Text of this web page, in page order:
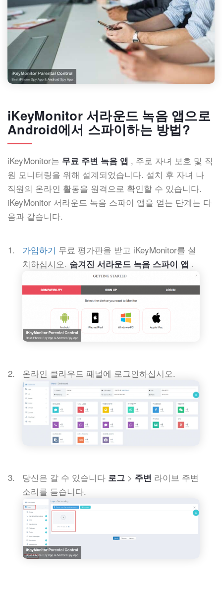
iKeyMonitor 서라운드 녹음 앱으로
Android에서 스파이하는 방법?
iKeyMonitor는 무료 주변 녹음 앱 , 주로 자녀 보호 및 직
원 모니터링을 위해 설계되었습니다. 설치 후 자녀 나
직원의 온라인 활동을 원격으로 확인할 수 있습니다.
iKeyMonitor 서라운드 녹음 스파이 앱을 얻는 단계는 다
음과 같습니다.
가입하기 무료 평가판을 받고 iKeyMonitor를 설
치하십시오. 숨겨진 서라운드 녹음 스파이 앱 .
온라인 클라우드 패널에 로그인하십시오.
당신은 갈 수 있습니다 로그 > 주변 라이브 주변
소리를 듣습니다.